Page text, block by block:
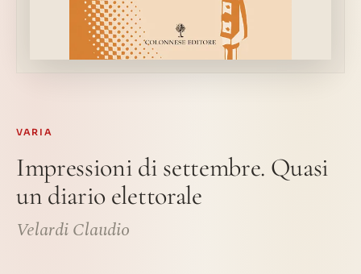
VARIA
Impressioni di settembre. Quasi
un diario elettorale
Velardi Claudio